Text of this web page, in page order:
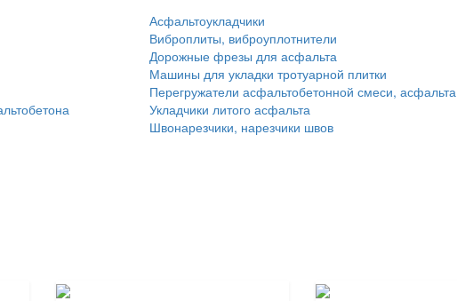
Асфальтоукладчики
Виброплиты, виброуплотнители
Дорожные фрезы для асфальта
Машины для укладки тротуарной плитки
Перегружатели асфальтобетонной смеси, асфальта
Укладчики литого асфальта
Швонарезчики, нарезчики швов